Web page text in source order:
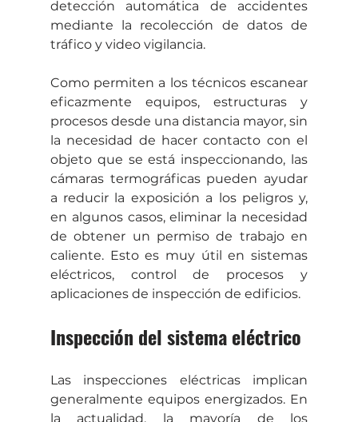
detección automática de accidentes
mediante la recolección de datos de
tráfico y video vigilancia.
Como permiten a los técnicos escanear
eficazmente equipos, estructuras y
procesos desde una distancia mayor, sin
la necesidad de hacer contacto con el
objeto que se está inspeccionando, las
cámaras termográficas pueden ayudar
a reducir la exposición a los peligros y,
en algunos casos, eliminar la necesidad
de obtener un permiso de trabajo en
caliente. Esto es muy útil en sistemas
eléctricos, control de procesos y
aplicaciones de inspección de edificios.
Inspección del sistema eléctrico
Las inspecciones eléctricas implican
generalmente equipos energizados. En
la actualidad, la mayoría de los